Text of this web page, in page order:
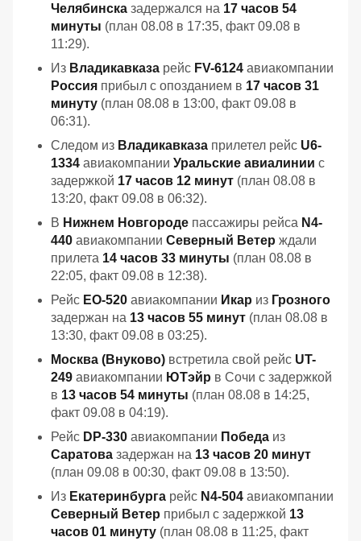
Челябинска задержался на 17 часов 54
минуты (план 08.08 в 17:35, факт 09.08 в
11:29).
Из Владикавказа рейс FV-6124 авиакомпании
Россия прибыл с опозданием в 17 часов 31
минуту (план 08.08 в 13:00, факт 09.08 в
06:31).
Следом из Владикавказа прилетел рейс U6-
1334 авиакомпании Уральские авиалинии с
задержкой 17 часов 12 минут (план 08.08 в
13:20, факт 09.08 в 06:32).
В Нижнем Новгороде пассажиры рейса N4-
440 авиакомпании Северный Ветер ждали
прилета 14 часов 33 минуты (план 08.08 в
22:05, факт 09.08 в 12:38).
Рейс EO-520 авиакомпании Икар из Грозного
задержан на 13 часов 55 минут (план 08.08 в
13:30, факт 09.08 в 03:25).
Москва (Внуково) встретила свой рейс UT-
249 авиакомпании ЮТэйр в Сочи с задержкой
в 13 часов 54 минуты (план 08.08 в 14:25,
факт 09.08 в 04:19).
Рейс DP-330 авиакомпании Победа из
Саратова задержан на 13 часов 20 минут
(план 09.08 в 00:30, факт 09.08 в 13:50).
Из Екатеринбурга рейс N4-504 авиакомпании
Северный Ветер прибыл с задержкой 13
часов 01 минуту (план 08.08 в 11:25, факт